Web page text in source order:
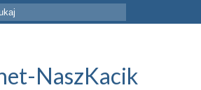
NaszKacik